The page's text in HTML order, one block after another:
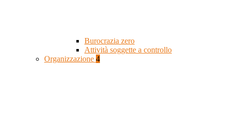
Burocrazia zero
Attività soggette a controllo
Organizzazione 4